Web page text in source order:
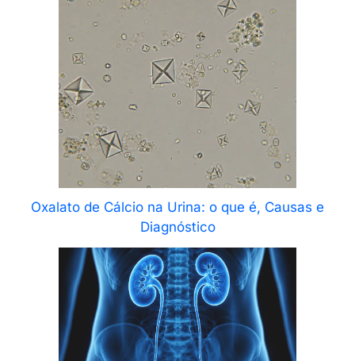
Oxalato de Cálcio na Urina: o que é, Causas e
Diagnóstico